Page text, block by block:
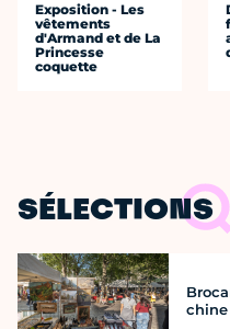
Exposition - Les
vêtements
d'Armand et de La
Princesse
coquette
SÉLECTIONS
chine